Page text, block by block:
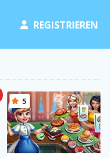
REGISTRIEREN
5